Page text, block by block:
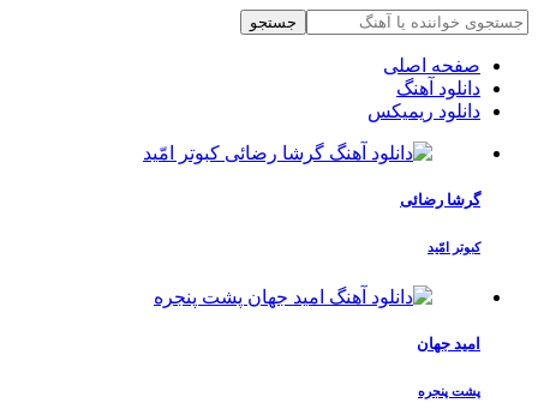
جستجو
صفحه اصلی
دانلود آهنگ
دانلود ریمیکس
گرشا رضائی
کبوتر امّید
امید جهان
پشت پنجره